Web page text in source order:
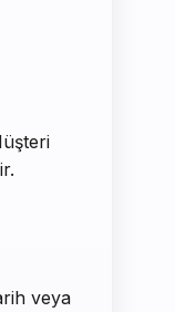
veya